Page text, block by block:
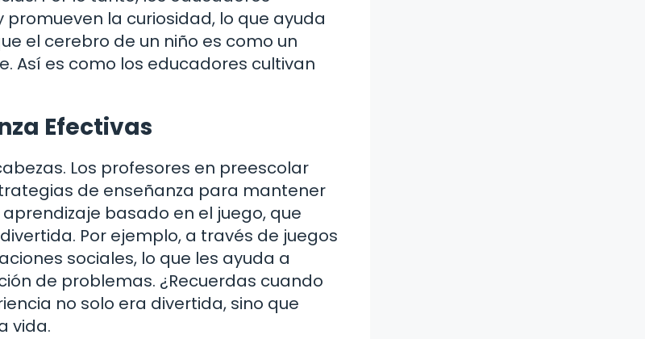
la curiosidad, lo que ayuda
el cerebro de un niño es como un
Así es como los educadores cultivan
Efectivas
Los profesores en preescolar
de enseñanza para mantener
basado en el juego, que
Por ejemplo, a través de juegos
sociales, lo que les ayuda a
de problemas. ¿Recuerdas cuando
no solo era divertida, sino que
vida.